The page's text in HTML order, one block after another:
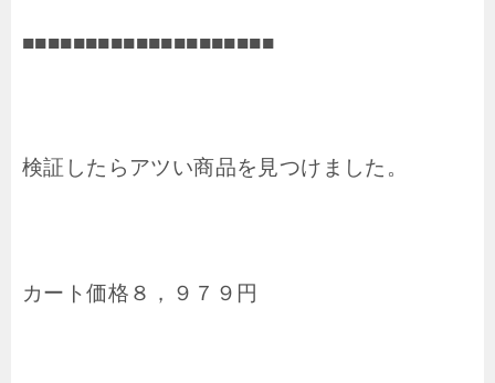
■■■■■■■■■■■■■■■■■■■■
検証したらアツい商品を見つけました。
カート価格８，９７９円